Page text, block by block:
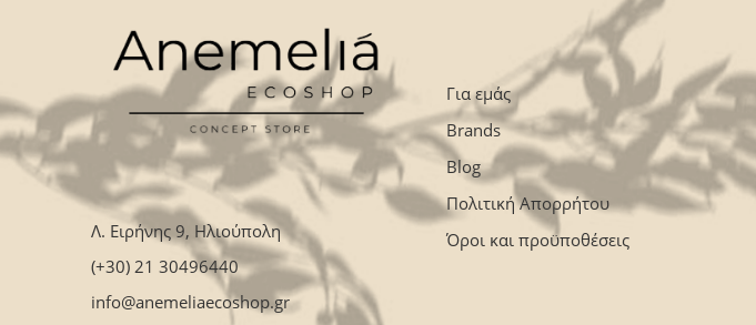
Λ. Ειρήνης 9, Ηλιούπολη
(+30) 21 30496440
info@anemeliaecoshop.gr
Για εμάς
Brands
Blog
Πολιτική Απορρήτου
Όροι και προϋποθέσεις